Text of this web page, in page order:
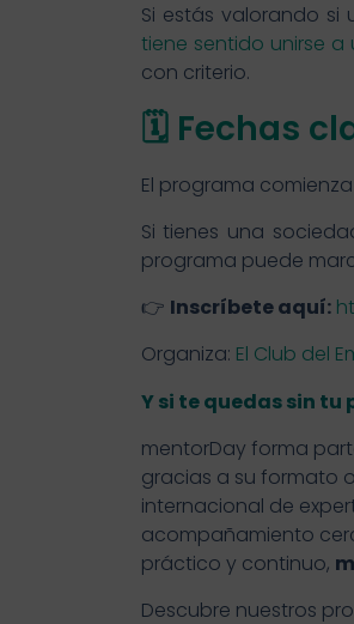
Si estás valorando
tiene sentido unirse
con criterio.
🗓️ Fechas
El programa
Si tienes una
programa puede
👉 Inscríbete aquí:
Organiza: El Club del
Y si te quedas sin
mentorDay forma
gracias a su formato
internacional de
acompañamiento
práctico y continuo,
Descubre nuestros